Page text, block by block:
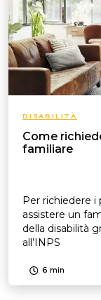
DISABILITÀ
Come
familiare
Per richiedere i
assistere un
della disabilità
all’INPS
6 min